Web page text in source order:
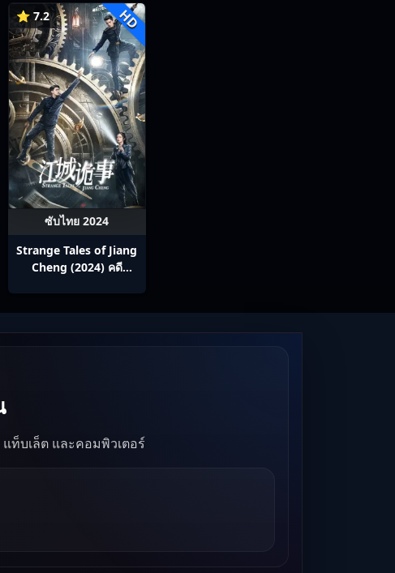
⭐ 7.2 HD
ซับไทย 2024
Strange Tales of Jiang
Cheng (2024) คดี
ท็บเล็ต และคอมพิวเตอร์